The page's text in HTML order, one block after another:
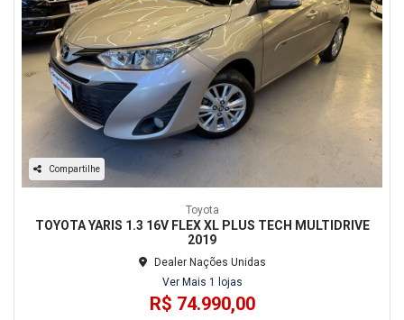
Compartilhe
Toyota
TOYOTA YARIS 1.3 16V FLEX XL PLUS TECH MULTIDRIVE
2019
Dealer Nações Unidas
Ver Mais 1 lojas
R$ 74.990,00